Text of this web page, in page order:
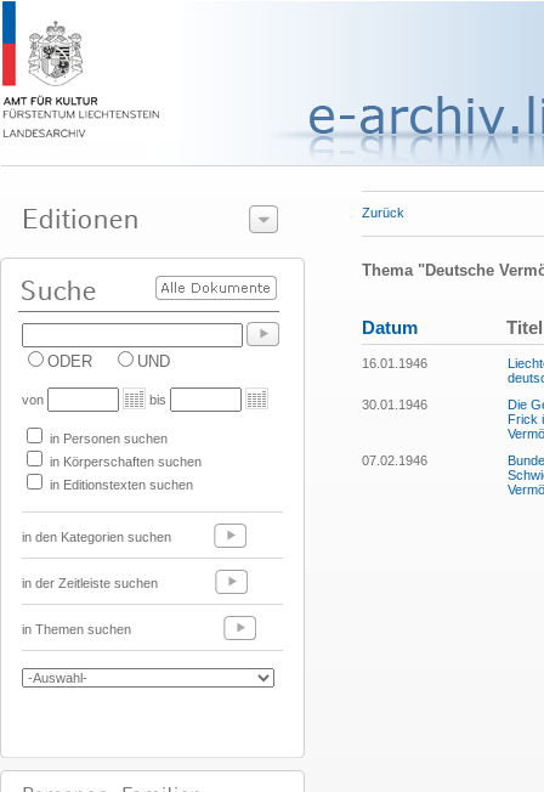
ODER UND
von bis
in Personen suchen
in Körperschaften suchen
in Editionstexten suchen
in den Kategorien suchen
in der Zeitleiste suchen
in Themen suchen
Zurück
Thema "Deutsche
Datum Titel
16.01.1946
30.01.1946
Die
Frick
07.02.1946